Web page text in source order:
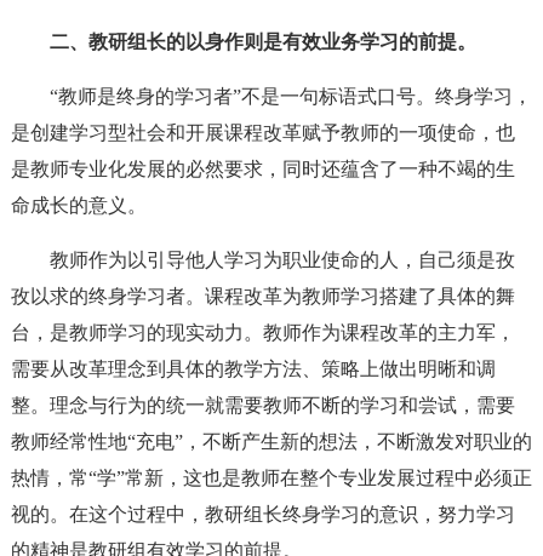
二、教研组长的以身作则是有效业务学习的前提。
“教师是终身的学习者”不是一句标语式口号。终身学习，
是创建学习型社会和开展课程改革赋予教师的一项使命，也
是教师专业化发展的必然要求，同时还蕴含了一种不竭的生
命成长的意义。
教师作为以引导他人学习为职业使命的人，自己须是孜
孜以求的终身学习者。课程改革为教师学习搭建了具体的舞
台，是教师学习的现实动力。教师作为课程改革的主力军，
需要从改革理念到具体的教学方法、策略上做出明晰和调
整。理念与行为的统一就需要教师不断的学习和尝试，需要
教师经常性地“充电”，不断产生新的想法，不断激发对职业的
热情，常“学”常新，这也是教师在整个专业发展过程中必须正
视的。在这个过程中，教研组长终身学习的意识，努力学习
的精神是教研组有效学习的前提。